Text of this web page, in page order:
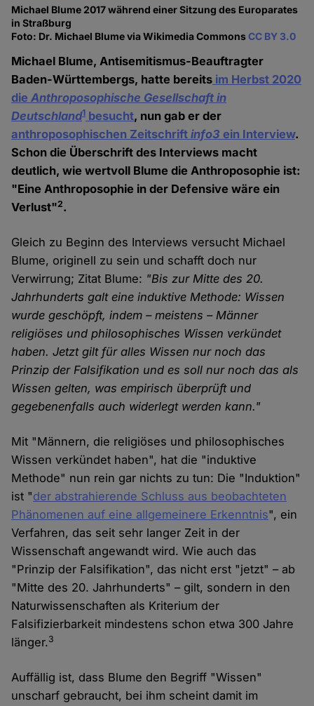
Michael Blume 2017 während einer Sitzung des Europarates
in Straßburg
Foto: Dr. Michael Blume via Wikimedia CommonsCC BY 3.0
Michael Blume, Antisemitismus-Beauftragter
Baden-Württembergs, hatte bereits im Herbst 2020
dieAnthroposophische Gesellschaft in
Deutschland1 besucht, nun gab er der
anthroposophischen Zeitschriftinfo3 ein Interview.
Schon die Überschrift des Interviews macht
deutlich, wie wertvoll Blume die Anthroposophie ist:
"Eine Anthroposophie in der Defensive wäre ein
Verlust"2.
Gleich zu Beginn des Interviews versucht Michael
Blume, originell zu sein und schafft doch nur
Verwirrung; Zitat Blume: "Bis zur Mitte des 20.
Jahrhunderts galt eine induktive Methode: Wissen
wurde geschöpft, indem – meistens – Männer
religiöses und philosophisches Wissen verkündet
haben. Jetzt gilt für alles Wissen nur noch das
Prinzip der Falsifikation und es soll nur noch das als
Wissen gelten, was empirisch überprüft und
gegebenenfalls auch widerlegt werden kann."
Mit "Männern, die religiöses und philosophisches
Wissen verkündet haben", hat die "induktive
Methode" nun rein gar nichts zu tun: Die "Induktion"
ist "der abstrahierende Schluss aus beobachteten
Phänomenen auf eine allgemeinere Erkenntnis", ein
Verfahren, das seit sehr langer Zeit in der
Wissenschaft angewandt wird. Wie auch das
"Prinzip der Falsifikation", das nicht erst "jetzt" – ab
"Mitte des 20. Jahrhunderts" – gilt, sondern in den
Naturwissenschaften als Kriterium der
Falsifizierbarkeit mindestens schon etwa 300 Jahre
länger.3
Auffällig ist, dass Blume den Begriff "Wissen"
unscharf gebraucht, bei ihm scheint damit im